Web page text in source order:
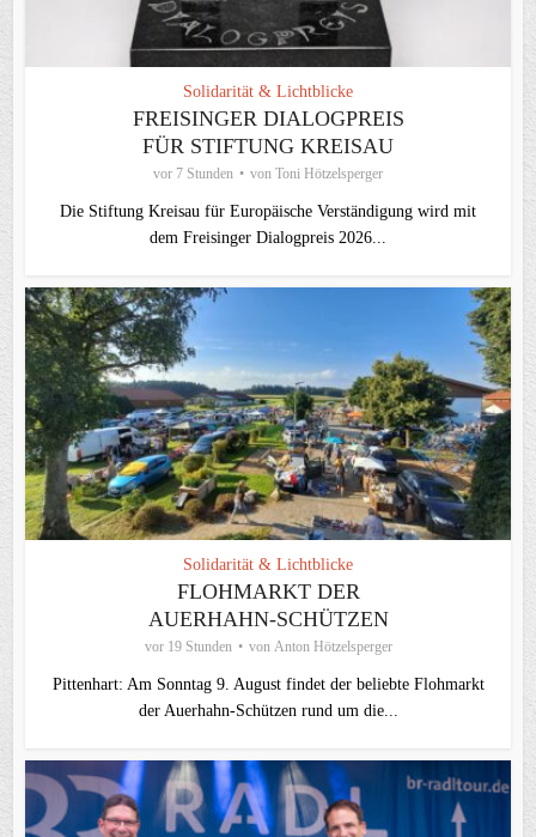
Solidarität & Lichtblicke
FREISINGER DIALOGPREIS
FÜR STIFTUNG KREISAU
vor 7 Stunden von Toni Hötzelsperger
Die Stiftung Kreisau für Europäische Verständigung wird mit
dem Freisinger Dialogpreis 2026...
Solidarität & Lichtblicke
FLOHMARKT DER
AUERHAHN-SCHÜTZEN
vor 19 Stunden von Anton Hötzelsperger
Pittenhart: Am Sonntag 9. August findet der beliebte Flohmarkt
der Auerhahn-Schützen rund um die...